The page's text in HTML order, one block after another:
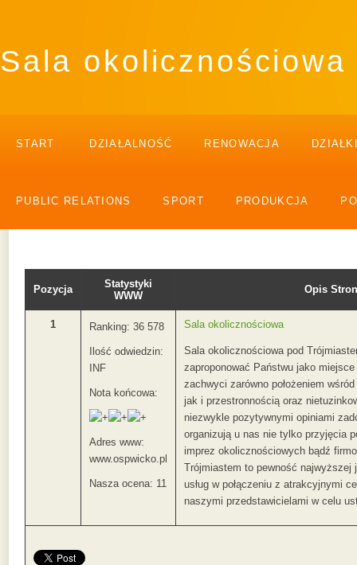
Sala okolicznościowa
START DZIAŁALNOŚĆ RENOWACJA
PUBLIC RELATIONS SPORT PRODUKCJA
Pozycja
Statystyki
WWW
Opis
1 Ranking: 36 578
Ilość odwiedzin:
INF
Nota końcowa:
Adres www:
www.ospwicko.pl
Nasza ocena: 11
Sala okolicznościowa
Sala okolicznościowa pod
zaproponować Państwu jako
zachwyci zarówno położeniem
jak i przestronnością oraz
niezwykle pozytywnymi opiniami
organizują u nas nie tylko przyjęcia
imprez okolicznościowych bądź
Trójmiastem to pewność
usług w połączeniu z atrakcyjnymi
naszymi przedstawicielami w celu